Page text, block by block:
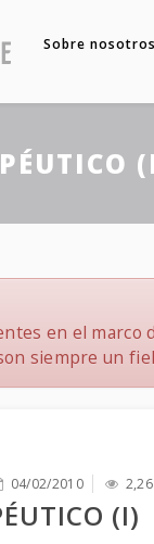
Sobre nosotros
en el
siempre un
04/02/2010
(I)